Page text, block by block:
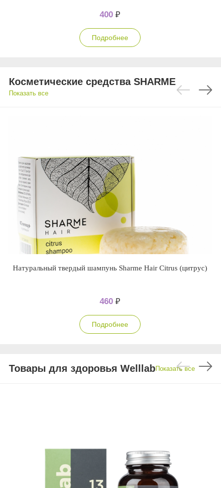
400 ₽
Подробнее
Косметические средства SHARME
Показать все
Натуральный твердый шампунь Sharme Hair Citrus (цитрус)
460 ₽
Подробнее
Товары для здоровья WelllabПоказать все